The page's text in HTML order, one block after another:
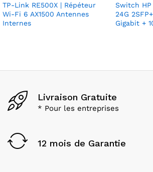
TP-Link RE500X | Répéteur
Wi-Fi 6 AX1500 Antennes
Internes
Switch HP
24G
Gigabit +
Livraison Gratuite
* Pour les entreprises
12 mois de Garantie